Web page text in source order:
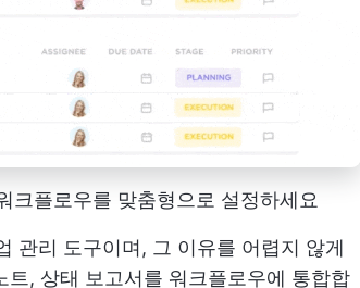
크플로우를 맞춤형으로 설정하세요
관리 도구이며, 그 이유를 어렵지 않게
트, 상태 보고서를 워크플로우에 통합합